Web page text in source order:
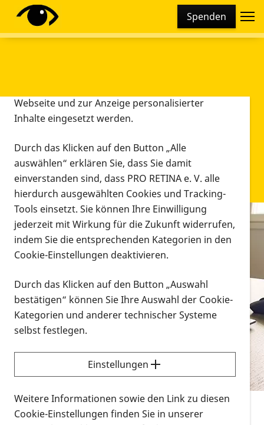
Spenden
Infomaterial
Infomaterial
Vorlesen
Alle Infomaterialien in verschiedenen
Formaten an einem Ort
Sie möchten wissen, wie Sie nach Infonmaterial
suchen und dieses bestellen bzw. herunterladen
können? Schauen Sie sich dieErklärvideos zum
Thema Infomaterial auf der PRO RETINA-Website
für blinde und sehbehinderte Menschen an.
Diese Webseite setzt verschiedene Cookies und
Tracking-Tools ein. Dies beinhaltet Cookies und
Webseite und zur Anzeige personalisierter
Inhalte eingesetzt werden.
Durch das Klicken auf den Button „Alle
auswählen“ erklären Sie, dass Sie damit
einverstanden sind, dass PRO RETINA e. V. alle
hierdurch ausgewählten Cookies und Tracking-
Tools einsetzt. Sie können Ihre Einwilligung
jederzeit mit Wirkung für die Zukunft widerrufen,
indem Sie die entsprechenden Kategorien in den
Cookie-Einstellungen deaktivieren.
Durch das Klicken auf den Button „Auswahl
bestätigen“ können Sie Ihre Auswahl der Cookie-
Kategorien und anderer technischer Systeme
selbst festlegen.
Einstellungen
Weitere Informationen sowie den Link zu diesen
Cookie-Einstellungen finden Sie in unserer